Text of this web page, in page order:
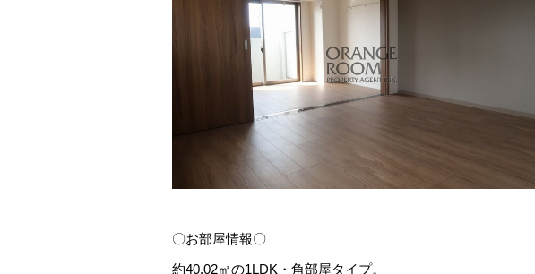
〇お部屋情報〇
約40.02㎡の1LDK・角部屋タイプ。